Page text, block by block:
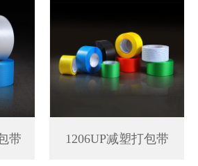
带 1206UP减塑打包带